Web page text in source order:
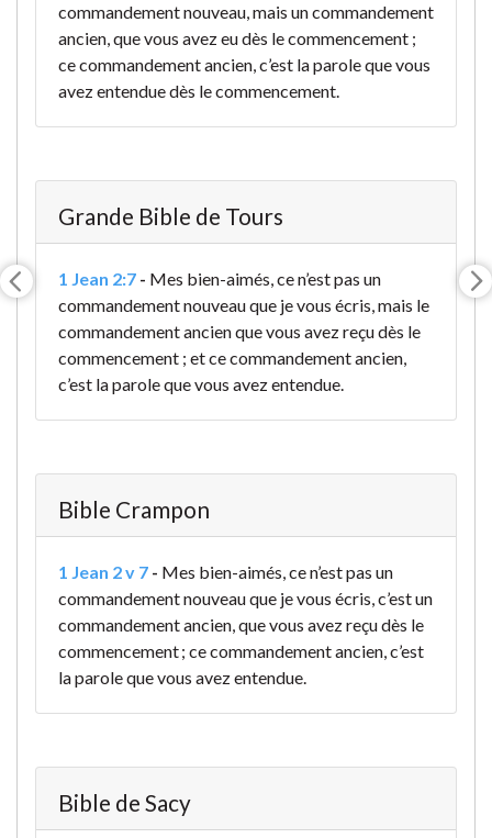
commandement nouveau, mais un commandement
ancien, que vous avez eu dès le commencement ;
ce commandement ancien, c’est la parole que vous
avez entendue dès le commencement.
Grande Bible de Tours
1 Jean 2:7 - Mes bien-aimés, ce n’est pas un
commandement nouveau que je vous écris, mais le
commandement ancien que vous avez reçu dès le
commencement ; et ce commandement ancien,
c’est la parole que vous avez entendue.
Bible Crampon
1 Jean 2 v 7 - Mes bien-aimés, ce n’est pas un
commandement nouveau que je vous écris, c’est un
commandement ancien, que vous avez reçu dès le
commencement ; ce commandement ancien, c’est
la parole que vous avez entendue.
Bible de Sacy